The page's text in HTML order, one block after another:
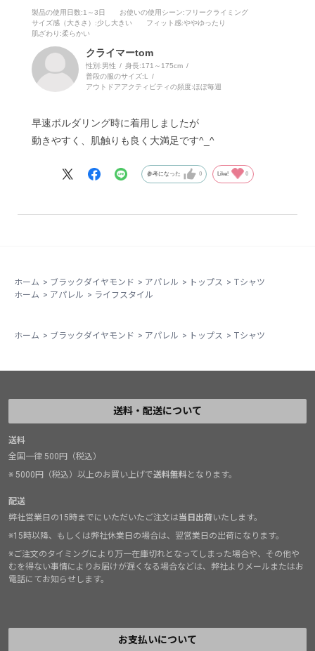
製品の使用日数:1～3日 お使いの使用シーン:フリークライミング
サイズ感（大きさ） :少し大きい フィット感:ややゆったり
肌ざわり :柔らかい
クライマーtom
性別:男性 身長:171～175cm
普段の服のサイズ:L
アウトドアアクティビティの頻度:ほぼ毎週
早速ボルダリング時に着用しましたが
動きやすく、肌触りも良く大満足です^_^
参考になった 0 Like! 0
ホーム > ブラックダイヤモンド > アパレル > トップス > Tシャツ
ホーム > アパレル > ライフスタイル
ホーム > ブラックダイヤモンド > アパレル > トップス > Tシャツ
送料・配送について
送料
全国一律 500円（税込）
※ 5000円（税込）以上のお買い上げで送料無料となります。
配送
弊社営業日の15時までにいただいたご注文は当日出荷いたします。
※15時以降、もしくは弊社休業日の場合は、翌営業日の出荷になります。
※ご注文のタイミングにより万一在庫切れとなってしまった場合や、その他や
むを得ない事情によりお届けが遅くなる場合などは、弊社よりメールまたはお
電話にてお知らせします。
お支払いについて